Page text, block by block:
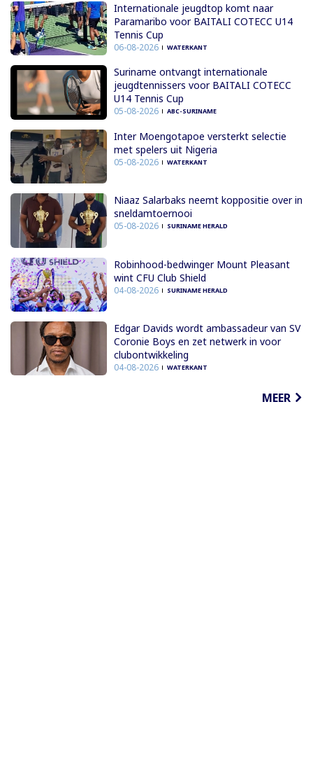
Internationale jeugdtop komt naar
Paramaribo voor BAITALI COTECC U14
Tennis Cup
06-08-2026 WATERKANT
Suriname ontvangt internationale
jeugdtennissers voor BAITALI COTECC
U14 Tennis Cup
05-08-2026 ABC-SURINAME
Inter Moengotapoe versterkt selectie
met spelers uit Nigeria
05-08-2026 WATERKANT
Niaaz Salarbaks neemt koppositie over in
sneldamtoernooi
05-08-2026 SURINAME HERALD
Robinhood-bedwinger Mount Pleasant
wint CFU Club Shield
04-08-2026 SURINAME HERALD
Edgar Davids wordt ambassadeur van SV
Coronie Boys en zet netwerk in voor
clubontwikkeling
04-08-2026 WATERKANT
MEER